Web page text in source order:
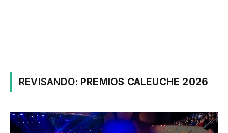
REVISANDO: PREMIOS CALEUCHE 2026